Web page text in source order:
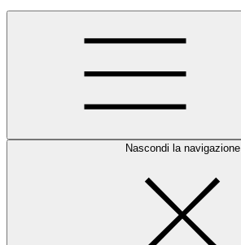
Nascondi la navigazione